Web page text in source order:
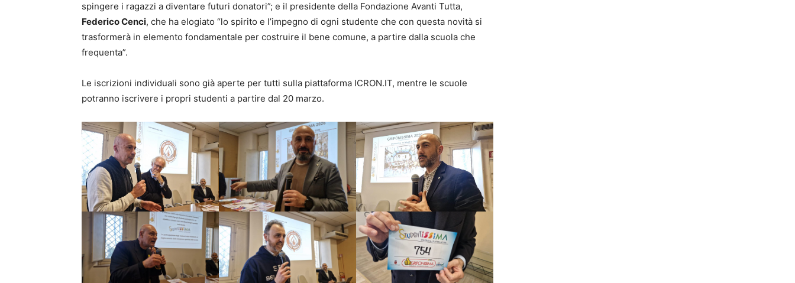
spingere i ragazzi a diventare futuri donatori”; e il presidente della Fondazione Avanti Tutta,
Federico Cenci, che ha elogiato “lo spirito e l’impegno di ogni studente che con questa novità si
trasformerà in elemento fondamentale per costruire il bene comune, a partire dalla scuola che
frequenta”.
Le iscrizioni individuali sono già aperte per tutti sulla piattaforma ICRON.IT, mentre le scuole
potranno iscrivere i propri studenti a partire dal 20 marzo.